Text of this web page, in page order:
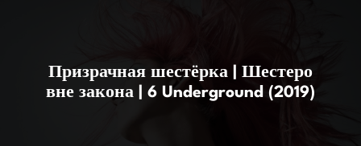
Призрачная шестёрка | Шестеро
вне закона | 6 Underground (2019)